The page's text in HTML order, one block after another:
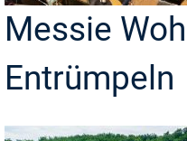
Messie
Entrümpeln